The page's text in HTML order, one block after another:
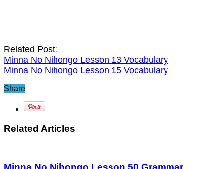
Related Post:
Minna No Nihongo Lesson 13 Vocabulary
Minna No Nihongo Lesson 15 Vocabulary
Share
Related Articles
Minna No Nihongo Lesson 50 Grammar